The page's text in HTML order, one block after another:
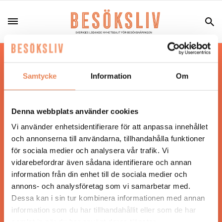
Samtycke Information Om
Denna webbplats använder cookies
Vi använder enhetsidentifierare för att anpassa innehållet
och annonserna till användarna, tillhandahålla funktioner
för sociala medier och analysera vår trafik. Vi
vidarebefordrar även sådana identifierare och annan
information från din enhet till de sociala medier och
annons- och analysföretag som vi samarbetar med.
Dessa kan i sin tur kombinera informationen med annan
information som du har tillhandahållit eller som de har
Hos oss läser du landets mest uppdaterade
nyheter och snackisar inom besöksnäringen.
Besöksliv i sin tryckta form är ett affärsmagasin
Tidningen ges ut avVisita
ANSVARIG UTGIVARE
Jonas Siljhammar
UPPHOVSRÄTT